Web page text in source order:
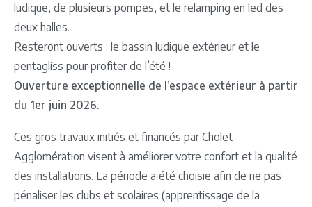
ludique, de plusieurs pompes, et le relamping en led des
deux halles.
Resteront ouverts : le bassin ludique extérieur et le
pentagliss pour profiter de l’été !
Ouverture exceptionnelle de l’espace extérieur à partir
du 1er juin 2026.
Ces gros travaux initiés et financés par Cholet
Agglomération visent à améliorer votre confort et la qualité
des installations. La période a été choisie afin de ne pas
pénaliser les clubs et scolaires (apprentissage de la